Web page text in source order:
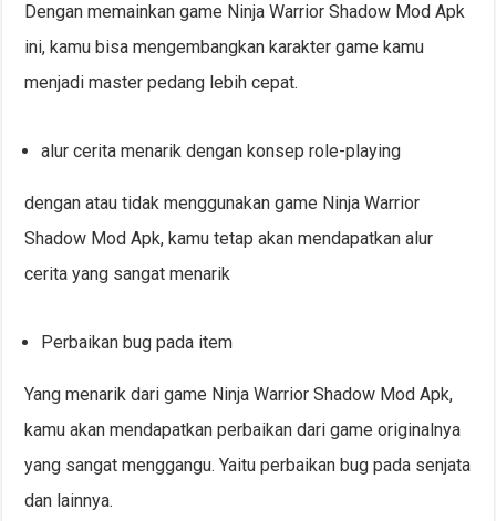
Dengan memainkan game Ninja Warrior Shadow Mod Apk
ini, kamu bisa mengembangkan karakter game kamu
menjadi master pedang lebih cepat.
alur cerita menarik dengan konsep role-playing
dengan atau tidak menggunakan game Ninja Warrior
Shadow Mod Apk, kamu tetap akan mendapatkan alur
cerita yang sangat menarik
Perbaikan bug pada item
Yang menarik dari game Ninja Warrior Shadow Mod Apk,
kamu akan mendapatkan perbaikan dari game originalnya
yang sangat menggangu. Yaitu perbaikan bug pada senjata
dan lainnya.